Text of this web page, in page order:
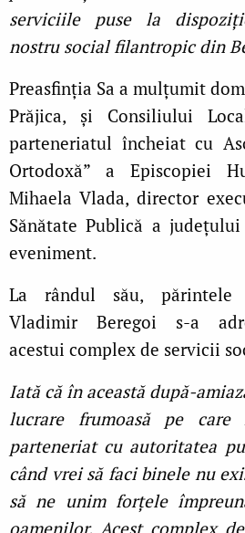
serviciile puse la
nostru social filantropic din
Preasfinția Sa a mulțumit
Prăjica, și Consiliului
parteneriatul încheiat cu
Ortodoxă” a Episcopiei
Mihaela Vlada, director
Sănătate Publică a
eveniment.
La rândul său, părintele
Vladimir Beregoi s-a
acestui complex de servicii
Iată că în această după-
lucrare frumoasă pe
parteneriat cu autoritatea
când vrei să faci binele nu
să ne unim forțele
oamenilor. Acest complex